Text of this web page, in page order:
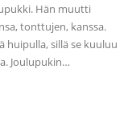
Hän muutti
tonttujen, kanssa.
huipulla, sillä se kuuluu
Joulupukin…